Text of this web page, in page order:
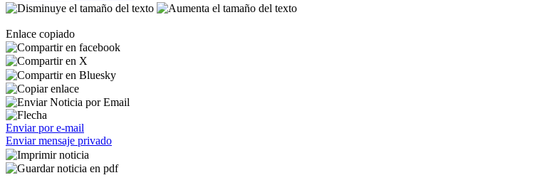
Enlace copiado
Enviar por e-mail
Enviar mensaje privado